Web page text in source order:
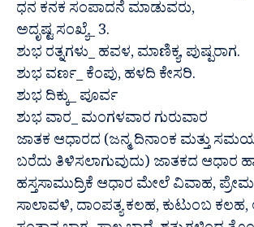
ಧನ ಕನಕ ಸಂಪಾದನೆ ಮಾಡುವರು,
ಅದೃಷ್ಟ ಸಂಖ್ಯೆ_ 3.
ಶುಭ ರತ್ನಗಳು_ ಹವಳ, ಮಾಣಿಕ್ಯ, ಪುಷ್ಪರಾಗ.
ಶುಭ ವರ್ಣ_ ಕೆಂಪು, ಹಳದಿ ಕೇಸರಿ.
ಶುಭ ದಿಕ್ಕು_ ಪೂರ್ವ
ಶುಭ ವಾರ_ ಮಂಗಳವಾರ ಗುರುವಾರ
ಜಾತಕ ಆಧಾರದ (ಜನ್ಮ ದಿನಾಂಕ ಮತ್ತು
ಬರೆದು ತಿಳಿಸಲಾಗುವುದು) ಜಾತಕದ ಆಧಾರ
ಹಸ್ತಸಾಮುದ್ರಿಕೆ ಆಧಾರ ಮೇಲೆ ವಿವಾಹ,
ಸಾಲಾವಳಿ, ದಾಂಪತ್ಯ ಕಲಹ, ಕುಟುಂಬ